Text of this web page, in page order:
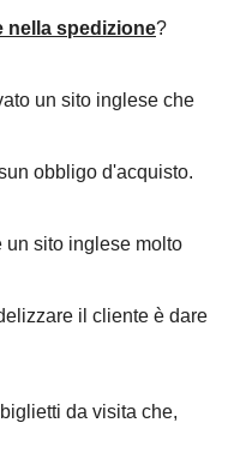
nella spedizione?
un sito inglese che
obbligo d'acquisto.
un sito inglese molto
il cliente è dare
da visita che,